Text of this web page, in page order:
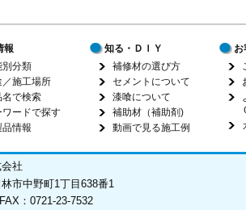
報
別分類
／施工場所
名で検索
ワードで探す
品情報
知る・ＤＩＹ
補修材の選び方
セメントについて
漆喰について
補助材（補助剤)
動画で見る施工例
お
社
市中野町1丁目638番1
：0721-23-7532